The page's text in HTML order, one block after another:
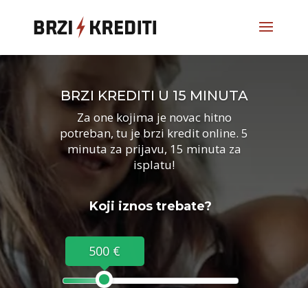
BRZI KREDITI U 15 MINUTA
Za one kojima je novac hitno
potreban, tu je brzi kredit online. 5
minuta za prijavu, 15 minuta za
isplatu!
Koji iznos trebate?
500 €